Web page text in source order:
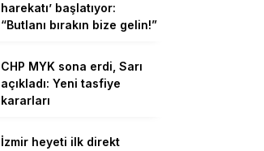
harekatı’ başlatıyor:
“Butlanı bırakın bize gelin!”
CHP MYK sona erdi, Sarı
açıkladı: Yeni tasfiye
kararları
İzmir heyeti ilk direkt